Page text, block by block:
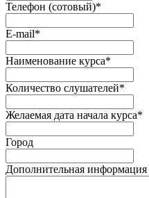
Телефон (сотовый)*
E-mail*
Наименование курса*
Количество слушателей*
Желаемая дата начала курса*
Город
Дополнительная информация